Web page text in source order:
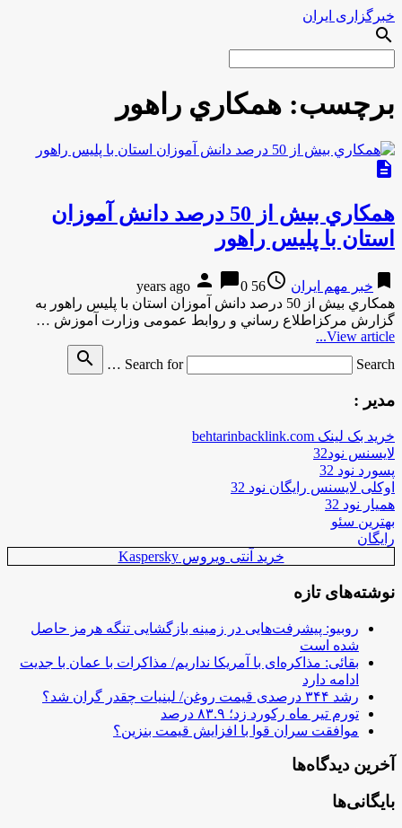
خبرگزاری ایران
search
برچسب: همكاري راهور
description
همكاري بیش از 50 درصد دانش آموزان
استان با پلیس راهور
bookmark خبر مهم ایران access_time
56 years ago
person chat_bubble0
همكاري بیش از 50 درصد دانش آموزان استان با پلیس راهور به
گزارش مركزاطلاع رساني و روابط عمومی وزارت آموزش …
View article...
Search for
Search …
search
مدیر :
خرید بک لینک behtarinbacklink.com
لایسنس نود32
پسورد نود 32
اوکلی لایسنس رایگان نود 32
همیار نود 32
بهترین سئو
رایگان
خرید آنتی ویروس Kaspersky
نوشته‌های تازه
روبیو: پیشرفت‌هایی در زمینه بازگشایی تنگه هرمز حاصل
شده است
بقائی: مذاکره‌ای با آمریکا نداریم/ مذاکرات با عمان با جدیت
ادامه دارد
رشد ۳۴۴ درصدی قیمت روغن/ لبنیات چقدر گران شد؟
تورم تیر ماه رکورد زد؛ ۸۳.۹ درصد
موافقت سران قوا با افزایش قیمت بنزین؟
آخرین دیدگاه‌ها
بایگانی‌ها